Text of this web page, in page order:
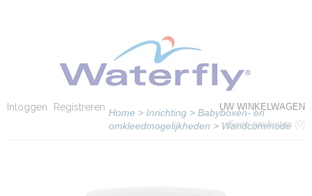
Inloggen Registreren
UW WINKELWAGEN
Geen producten (0)
Home > Inrichting > Babyboxen- en
omkleedmogelijkheden > Wandcommode